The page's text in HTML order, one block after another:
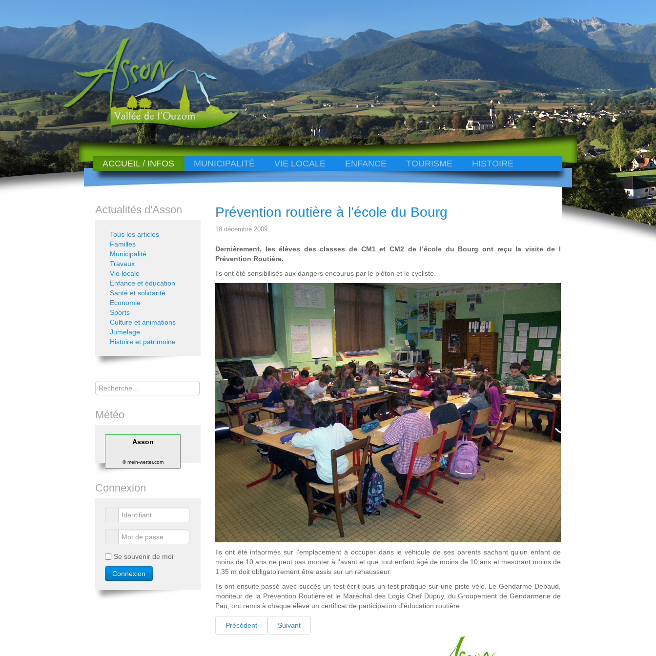
ACCUEIL / INFOS MUNICIPALITÉ VIE LOCALE ENFANCE TOURISME HISTOIRE
Prévention routière à l’école du Bourg
18 décembre 2009
Dernièrement, les élèves des classes de CM1 et CM2 de l’école du Bourg ont reçu la visite de l
Prévention Routière.
Ils ont été sensibilisés aux dangers encourus par le piéton et le cycliste.
Ils ont été infaormés sur l'emplacement à occuper dans le véhicule de ses parents sachant qu'un enfant de
moins de 10 ans ne peut pas monter à l'avant et que tout enfant âgé de moins de 10 ans et mesurant moins de
1,35 m doit obligatoirement être assis sur un rehausseur.
Ils ont ensuite passé avec succès un test écrit puis un test pratique sur une piste vélo. Le Gendarme Debaud,
moniteur de la Prévention Routière et le Maréchal des Logis Chef Dupuy, du Groupement de Gendarmerie de
Pau, ont remis à chaque élève un certificat de participation d'éducation routière.
Précédent Suivant
Actualités d'Asson
Tous les articles
Familles
Municipalité
Travaux
Vie locale
Enfance et éducation
Santé et solidarité
Economie
Sports
Culture et animations
Jumelage
Histoire et patrimoine
Rechercher
Météo
Asson
© mein-wetter.com
Connexion
Se souvenir de moi